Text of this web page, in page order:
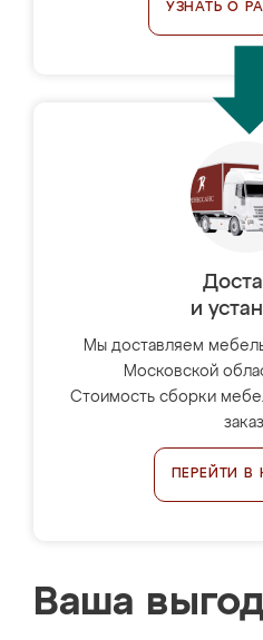
УЗНАТЬ О
и
Мы доставляем
Московской
Стоимость сборки
ПЕРЕЙТИ В
Ваша